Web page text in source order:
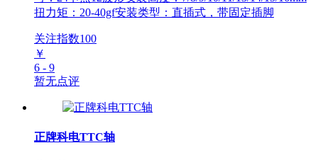
扭力矩：20-40gf安装类型：直插式，带固定插脚
关注指数100
￥
6 - 9
暂无点评
正牌科电TTC轴